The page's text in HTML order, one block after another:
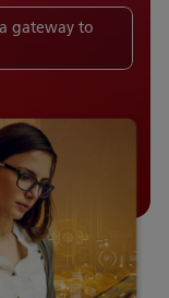
gateway to